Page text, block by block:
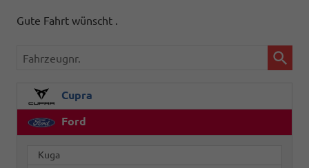
Gute Fahrt wünscht .
Fahrzeugnr.
Cupra
Ford
Kuga